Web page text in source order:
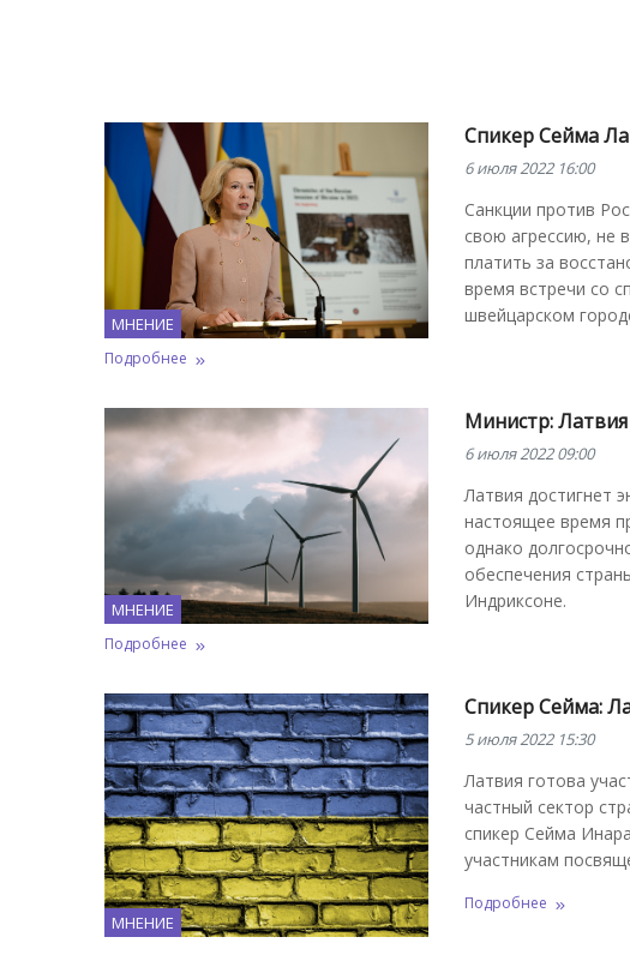
МНЕНИЕ
Cпикер Сейма
6 июля 2022 16:00
Санкции против
свою агрессию, не
платить за
время встречи со
швейцарском
Подробнее
МНЕНИЕ
Министр: Латвия
6 июля 2022 09:00
Латвия достигнет
настоящее время
однако
обеспечения
Индриксоне.
Подробнее
МНЕНИЕ
Спикер Сейма:
5 июля 2022 15:30
Латвия готова
частный сектор
спикер Сейма
участникам
Подробнее